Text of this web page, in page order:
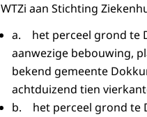
WTZi aan Stichting
a. het perceel grond te
aanwezige bebouwing,
bekend gemeente
achtduizend tien
b. het perceel grond te